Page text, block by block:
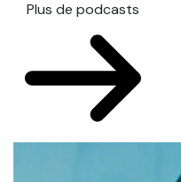
Plus de podcasts